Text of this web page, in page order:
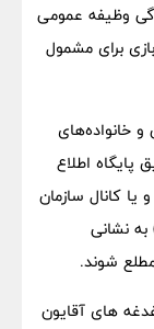
وظیفه عمومی
برای مشمول
خانواده‌های
پایگاه اطلاع
رسانی سازمان به نشانی www.vazifeh.police.ir و یا کانال سازمان
نشانی
های آقایون